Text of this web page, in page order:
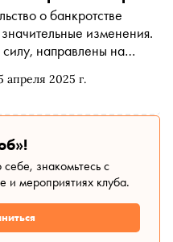
апреля 2025 г.
о банкротстве
изменения.
направлены на
С гостем
поправки и их
знакомьтесь с
и мероприятиях клуба.